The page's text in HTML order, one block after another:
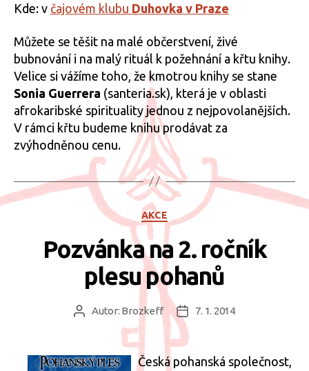
Kde: v čajovém klubu Duhovka v Praze
Můžete se těšit na malé občerstvení, živé
bubnování i na malý rituál k požehnání a křtu knihy.
Velice si vážíme toho, že kmotrou knihy se stane
Sonia Guerrera (santeria.sk), která je v oblasti
afrokaribské spirituality jednou z nejpovolanějších.
V rámci křtu budeme knihu prodávat za
zvýhodněnou cenu.
Rubriky
AKCE
Pozvánka na 2. ročník
plesu pohanů
Autor
příspěvku
Autor: Brozkeff
Datum
příspěvku
7. 1. 2014
Česká pohanská společnost,